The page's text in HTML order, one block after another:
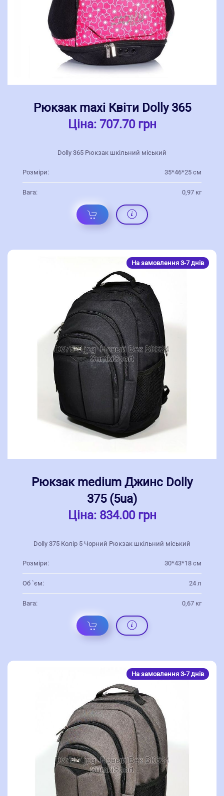
Рюкзак maxi Квіти Dolly 365
Ціна: 707.70 грн
Dolly 365 Рюкзак шкільний міський
Розміри: 35*46*25 см
Вага: 0,97 кг
На замовлення 3-7 днів
Рюкзак medium Джинс Dolly
375 (5ua)
Ціна: 834.00 грн
Dolly 375 Колір 5 Чорний Рюкзак шкільний міський
Розміри: 30*43*18 см
Об `єм: 24 л
Вага: 0,67 кг
На замовлення 3-7 днів